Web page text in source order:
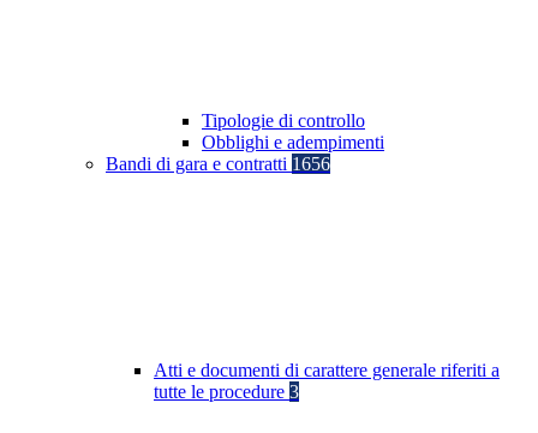
Tipologie di controllo
Obblighi e adempimenti
Bandi di gara e contratti 1656
Atti e documenti di carattere generale riferiti a
tutte le procedure 3